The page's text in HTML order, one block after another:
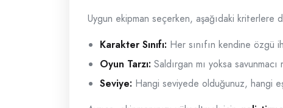
Uygun ekipman seçerken, aşağıdaki kriterlere
Karakter Sınıfı: Her sınıfın kendine özgü
Oyun Tarzı: Saldırgan mı yoksa
Seviye: Hangi seviyede olduğunuz, hangi